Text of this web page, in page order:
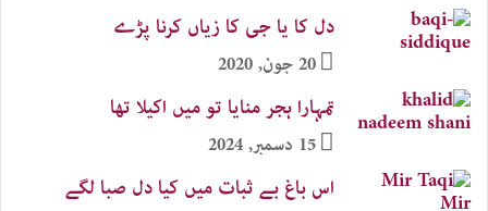
دل کا یا جی کا زیاں کرنا پڑے
20 جون, 2020
تمہارا ہجر منایا تو میں اکیلا تھا
15 دسمبر, 2024
اس باغ بے ثبات میں کیا دل صبا لگے